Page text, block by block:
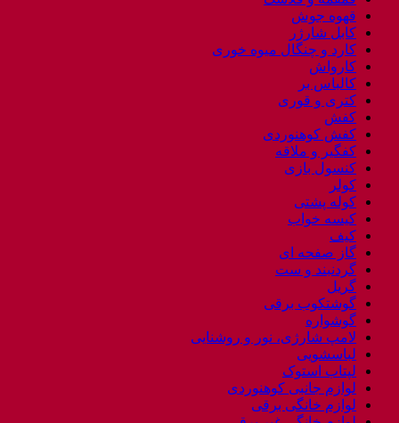
قهوه جوش
کابل شارژر
کارد و چنگال میوه خوری
کارواش
کالباس بر
کتری و قوری
کفش
کفش کوهنوردی
کفگیر و ملاقه
کنسول بازی
کولر
کوله پشتی
کیسه خواب
کیف
گاز صفحه ای
گردنبند و ست
گریل
گوشتکوب برقی
گوشواره
لامپ شارژی، نور و روشنایی
لباسشویی
لپتاب استوک
لوازم جانبی کوهنوردی
لوازم خانگی برقی